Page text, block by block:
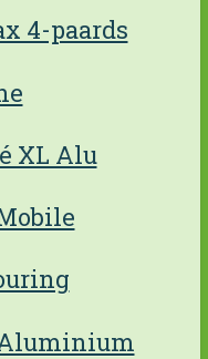
4-paards
XL Alu
Aluminium